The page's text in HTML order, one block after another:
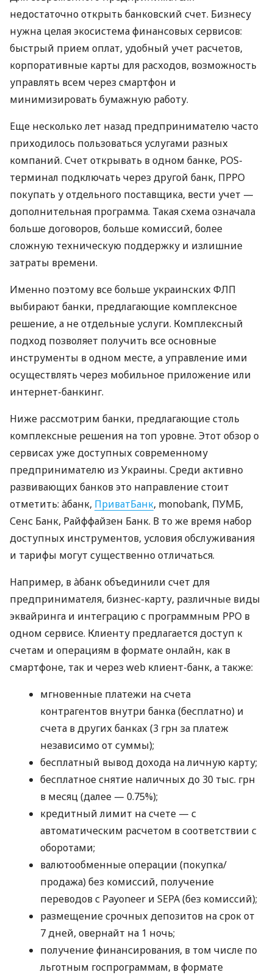
недостаточно открыть банковский счет. Бизнесу
нужна целая экосистема финансовых сервисов:
быстрый прием оплат, удобный учет расчетов,
корпоративные карты для расходов, возможность
управлять всем через смартфон и
минимизировать бумажную работу.
Еще несколько лет назад предпринимателю часто
приходилось пользоваться услугами разных
компаний. Счет открывать в одном банке, POS-
терминал подключать через другой банк, ПРРО
покупать у отдельного поставщика, вести учет —
дополнительная программа. Такая схема означала
больше договоров, больше комиссий, более
сложную техническую поддержку и излишние
затраты времени.
Именно поэтому все больше украинских ФЛП
выбирают банки, предлагающие комплексное
решение, а не отдельные услуги. Комплексный
подход позволяет получить все основные
инструменты в одном месте, а управление ими
осуществлять через мобильное приложение или
интернет-банкинг.
Ниже рассмотрим банки, предлагающие столь
комплексные решения на топ уровне. Этот обзор о
сервисах уже доступных современному
предпринимателю из Украины. Среди активно
развивающих банков это направление стоит
отметить: àбанк, ПриватБанк, monobank, ПУМБ,
Сенс Банк, Райффайзен Банк. В то же время набор
доступных инструментов, условия обслуживания
и тарифы могут существенно отличаться.
Например, в àбанк объединили счет для
предпринимателя, бизнес-карту, различные виды
эквайринга и интеграцию с программным РРО в
одном сервисе. Клиенту предлагается доступ к
счетам и операциям в формате онлайн, как в
смартфоне, так и через web клиент-банк, а также:
мгновенные платежи на счета
контрагентов внутри банка (бесплатно) и
счета в других банках (3 грн за платеж
независимо от суммы);
бесплатный вывод дохода на личную карту;
бесплатное снятие наличных до 30 тыс. грн
в месяц (далее — 0.75%);
кредитный лимит на счете — с
автоматическим расчетом в соответствии с
оборотами;
валютообменные операции (покупка/
продажа) без комиссий, получение
переводов с Payoneer и SEPA (без комиссий);
размещение срочных депозитов на срок от
7 дней, овернайт на 1 ночь;
получение финансирования, в том числе по
льготным госпрограммам, в формате